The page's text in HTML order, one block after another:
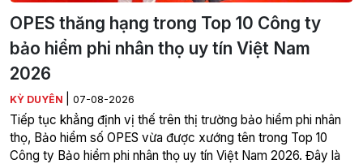
OPES thăng hạng trong Top 10 Công ty
bảo hiểm phi nhân thọ uy tín Việt Nam
2026
KỲ DUYÊN 07-08-2026
Tiếp tục khẳng định vị thế trên thị trường bảo hiểm phi nhân
thọ, Bảo hiểm số OPES vừa được xướng tên trong Top 10
Công ty Bảo hiểm phi nhân thọ uy tín Việt Nam 2026. Đây là